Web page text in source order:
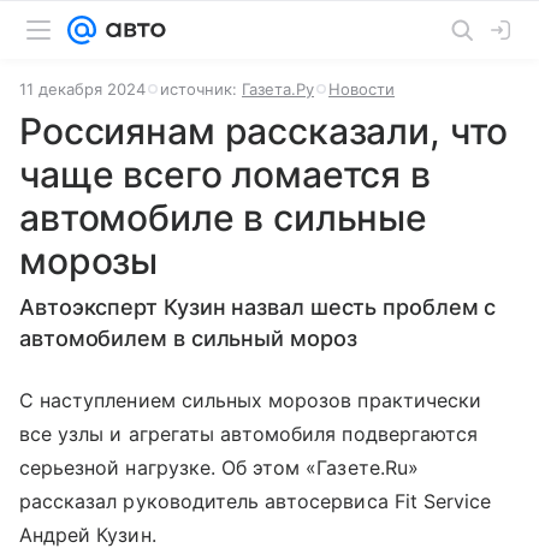
11 декабря 2024 источник: Газета.Ру Новости
Россиянам рассказали, что
чаще всего ломается в
автомобиле в сильные
морозы
Автоэксперт Кузин назвал шесть проблем с
автомобилем в сильный мороз
С наступлением сильных морозов практически
все узлы и агрегаты автомобиля подвергаются
серьезной нагрузке. Об этом «Газете.Ru»
рассказал руководитель автосервиса Fit Service
Андрей Кузин.